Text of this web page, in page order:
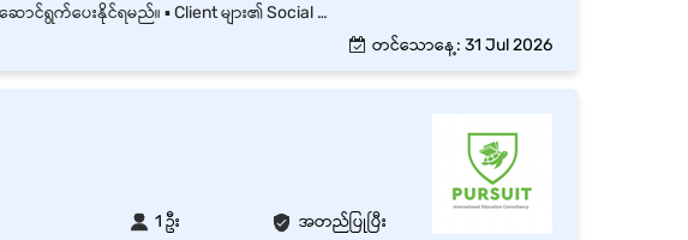
▪️ Client လိုအပ်ချက်များကို Team နဲ့အတူ ပူးပေါင်းပြီး အကောင်အထည်ဖော် ဆောင်ရွက်ပေးနိုင်ရမည်။ ▪️ Client များ၏ Social Media Page ကိုကောင်းမွန်စွာ Manage လုပ်နိုင်ရမည်။ ▪️ Creative ကောင်းကောင်းနှင့် Content အတွက် idea သစ်များပေးနိုင်သူ ဖြစ်ရမည်။ ▪️ အလုပ်ချိန် - Monday to Firday (9:00 AM to 5:00 PM) ▪️ Saturday - (9:00 AM to 1:00 PM) ▪️ Saturday Half & Sunday ပိတ်ပါသည်။
တင်သောနေ့: 31 Jul 2026
1 ဦး အတည်ပြုပြီး